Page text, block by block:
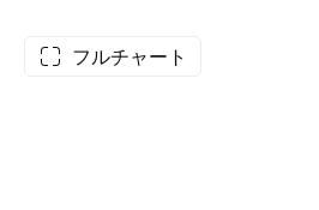
フルチャート